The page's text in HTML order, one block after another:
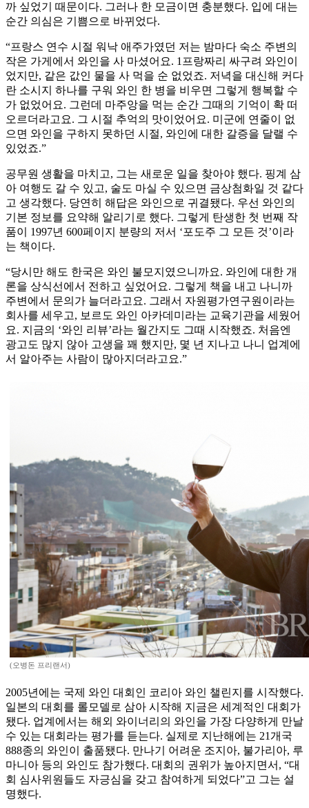
까 싶었기 때문이다. 그러나 한 모금이면 충분했다. 입에 대는
순간 의심은 기쁨으로 바뀌었다.
“프랑스 연수 시절 워낙 애주가였던 저는 밤마다 숙소 주변의
작은 가게에서 와인을 사 마셨어요. 1프랑짜리 싸구려 와인이
었지만, 같은 값인 물을 사 먹을 순 없었죠. 저녁을 대신해 커다
란 소시지 하나를 구워 와인 한 병을 비우면 그렇게 행복할 수
가 없었어요. 그런데 마주앙을 먹는 순간 그때의 기억이 확 떠
오르더라고요. 그 시절 추억의 맛이었어요. 미군에 연줄이 없
으면 와인을 구하지 못하던 시절, 와인에 대한 갈증을 달랠 수
있었죠.”
공무원 생활을 마치고, 그는 새로운 일을 찾아야 했다. 핑계 삼
아 여행도 갈 수 있고, 술도 마실 수 있으면 금상첨화일 것 같다
고 생각했다. 당연히 해답은 와인으로 귀결됐다. 우선 와인의
기본 정보를 요약해 알리기로 했다. 그렇게 탄생한 첫 번째 작
품이 1997년 600페이지 분량의 저서 ‘포도주 그 모든 것’이라
는 책이다.
“당시만 해도 한국은 와인 불모지였으니까요. 와인에 대한 개
론을 상식선에서 전하고 싶었어요. 그렇게 책을 내고 나니까
주변에서 문의가 늘더라고요. 그래서 자원평가연구원이라는
회사를 세우고, 보르도 와인 아카데미라는 교육기관을 세웠어
요. 지금의 ‘와인 리뷰’라는 월간지도 그때 시작했죠. 처음엔
광고도 많지 않아 고생을 꽤 했지만, 몇 년 지나고 나니 업계에
서 알아주는 사람이 많아지더라고요.”
(오병돈 프리랜서)
2005년에는 국제 와인 대회인 코리아 와인 챌린지를 시작했다.
일본의 대회를 롤모델로 삼아 시작해 지금은 세계적인 대회가
됐다. 업계에서는 해외 와이너리의 와인을 가장 다양하게 만날
수 있는 대회라는 평가를 듣는다. 실제로 지난해에는 21개국
888종의 와인이 출품됐다. 만나기 어려운 조지아, 불가리아, 루
마니아 등의 와인도 참가했다. 대회의 권위가 높아지면서, “대
회 심사위원들도 자긍심을 갖고 참여하게 되었다”고 그는 설
명했다.